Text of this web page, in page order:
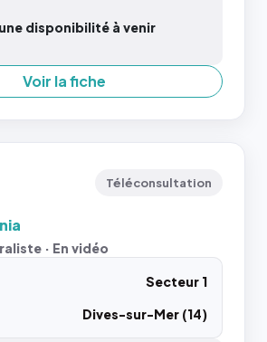
disponibilité à venir
Voir la fiche
Téléconsultation
· En vidéo
Secteur 1
Dives-sur-Mer (14)